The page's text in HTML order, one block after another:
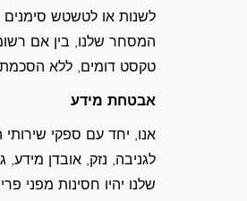
לשנות או לטשטש סימנים
המסחר שלנו, בין אם
טקסט דומים, ללא
אבטחת מידע
אנו, יחד עם ספקי
לגניבה, נזק, אובדן
שלנו יהיו חסינות מפני